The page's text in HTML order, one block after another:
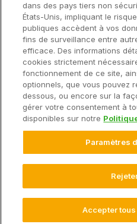
Matériel
Entreprise
© 2025 Climate LLC. Tous
Conditions d'utilisation du
FAQ sur la déclaration de
Déclaration de
Paramètres des Cookies
dans des pays tiers non
États-Unis, impliquant le
publiques accèdent à vos
fins de surveillance entre
efficace. Des informations
cookies strictement
fonctionnement de ce site,
optionnels, que vous pouvez
dessous, ou encore sur la
gérer votre consentement à
disponibles sur notre
Paramètres
Accepter